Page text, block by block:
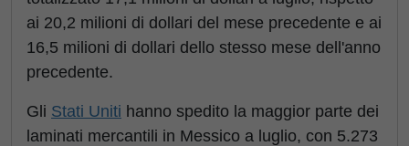
ai 20,2 milioni di dollari del mese precedente e ai
16,5 milioni di dollari dello stesso mese dell'anno
precedente.
Gli Stati Uniti hanno spedito la maggior parte dei
laminati mercantili in Messico a luglio, con 5.273